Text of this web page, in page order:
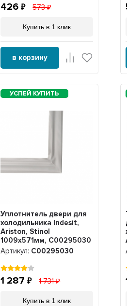
426 573
Купить в 1 клик
в корзину
Уплотнитель двери для
холодильника Indesit,
Ariston, Stinol
1009х571мм, C00295030
Артикул: C00295030
1 287 1 731
Купить в 1 клик